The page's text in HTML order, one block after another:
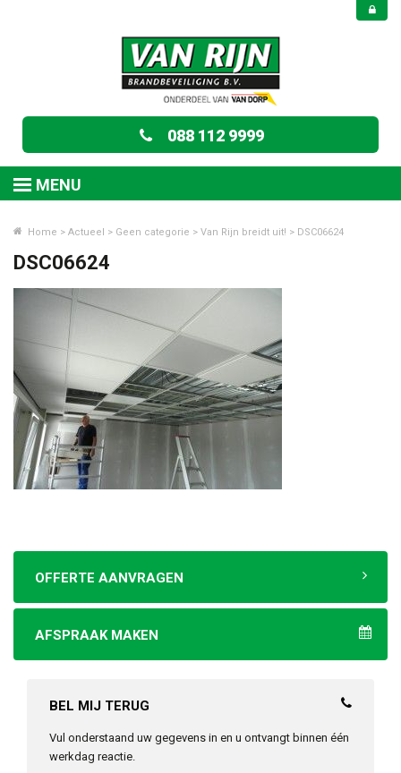
088 112 9999
MENU
Home > Actueel > Geen categorie > Van Rijn breidt uit! > DSC06624
DSC06624
OFFERTE AANVRAGEN
AFSPRAAK MAKEN
BEL MIJ TERUG
Vul onderstaand uw gegevens in en u ontvangt binnen één
werkdag reactie.